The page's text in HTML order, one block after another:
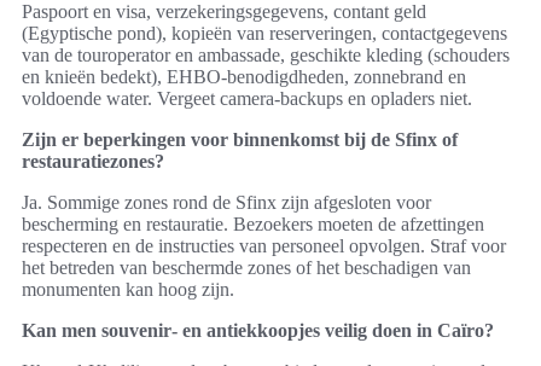
Paspoort en visa, verzekeringsgegevens, contant geld
(Egyptische pond), kopieën van reserveringen, contactgegevens
van de touroperator en ambassade, geschikte kleding (schouders
en knieën bedekt), EHBO-benodigdheden, zonnebrand en
voldoende water. Vergeet camera‑backups en opladers niet.
Zijn er beperkingen voor binnenkomst bij de Sfinx of
restauratiezones?
Ja. Sommige zones rond de Sfinx zijn afgesloten voor
bescherming en restauratie. Bezoekers moeten de afzettingen
respecteren en de instructies van personeel opvolgen. Straf voor
het betreden van beschermde zones of het beschadigen van
monumenten kan hoog zijn.
Kan men souvenir‑ en antiekkoopjes veilig doen in Caïro?